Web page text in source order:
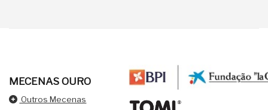
MECENAS OURO
Outros Mecenas